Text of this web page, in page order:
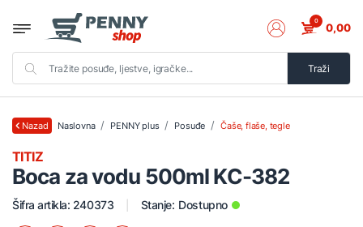
Traži
0 0,00
Nazad Naslovna PENNY plus Posuđe Čaše, flaše, tegle
Boca za vodu 500ml KC-382
TITIZ
Šifra artikla: 240373 Stanje: Dostupno